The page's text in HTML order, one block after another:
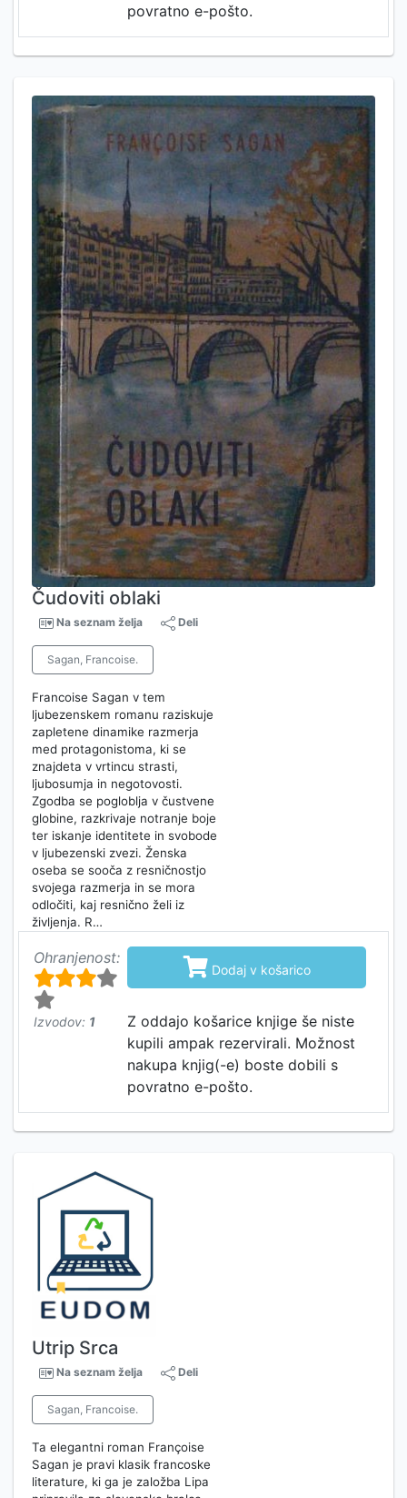
povratno e-pošto.
Čudoviti oblaki
Na seznam želja Deli
Sagan, Francoise.
Francoise Sagan v tem
ljubezenskem romanu raziskuje
zapletene dinamike razmerja
med protagonistoma, ki se
znajdeta v vrtincu strasti,
ljubosumja in negotovosti.
Zgodba se pogloblja v čustvene
globine, razkrivaje notranje boje
ter iskanje identitete in svobode
v ljubezenski zvezi. Ženska
oseba se sooča z resničnostjo
svojega razmerja in se mora
odločiti, kaj resnično želi iz
življenja. R…
Ohranjenost:
Izvodov: 1
 Dodaj v košarico
Z oddajo košarice knjige še niste
kupili ampak rezervirali. Možnost
nakupa knjig(-e) boste dobili s
povratno e-pošto.
Utrip Srca
Na seznam želja Deli
Sagan, Francoise.
Ta elegantni roman Françoise
Sagan je pravi klasik francoske
literature, ki ga je založba Lipa